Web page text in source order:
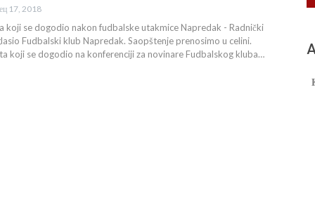
17, 2018
koji se dogodio nakon fudbalske utakmice Napredak - Radnički
Fudbalski klub Napredak. Saopštenje prenosimo u celini.
koji se dogodio na konferenciji za novinare Fudbalskog kluba…